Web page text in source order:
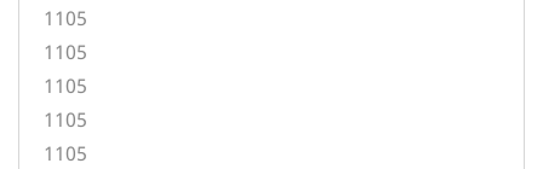
1105
1105
1105
1105
1105